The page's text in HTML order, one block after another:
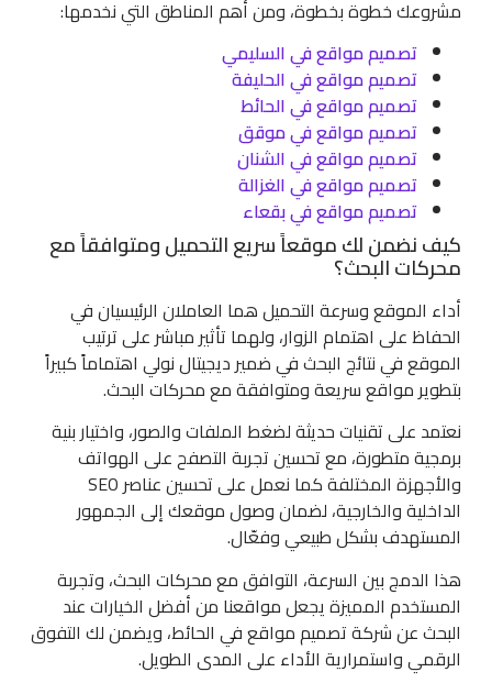
مشروعك خطوة بخطوة، ومن أهم المناطق التي نخدمها:
تصميم مواقع في السليمي
تصميم مواقع في الحليفة
تصميم مواقع في الحائط
تصميم مواقع في موقق
تصميم مواقع في الشنان
تصميم مواقع في الغزالة
تصميم مواقع في بقعاء
كيف نضمن لك موقعاً سريع التحميل ومتوافقاً مع
محركات البحث؟
أداء الموقع وسرعة التحميل هما العاملان الرئيسيان في
الحفاظ على اهتمام الزوار، ولهما تأثير مباشر على ترتيب
الموقع في نتائج البحث في ضمير ديجيتال نولي اهتماماً كبيراً
بتطوير مواقع سريعة ومتوافقة مع محركات البحث.
نعتمد على تقنيات حديثة لضغط الملفات والصور، واختيار بنية
برمجية متطورة، مع تحسين تجربة التصفح على الهواتف
والأجهزة المختلفة كما نعمل على تحسين عناصر SEO
الداخلية والخارجية، لضمان وصول موقعك إلى الجمهور
المستهدف بشكل طبيعي وفعّال.
هذا الدمج بين السرعة، التوافق مع محركات البحث، وتجربة
المستخدم المميزة يجعل مواقعنا من أفضل الخيارات عند
البحث عن شركة تصميم مواقع في الحائط، ويضمن لك التفوق
الرقمي واستمرارية الأداء على المدى الطويل.